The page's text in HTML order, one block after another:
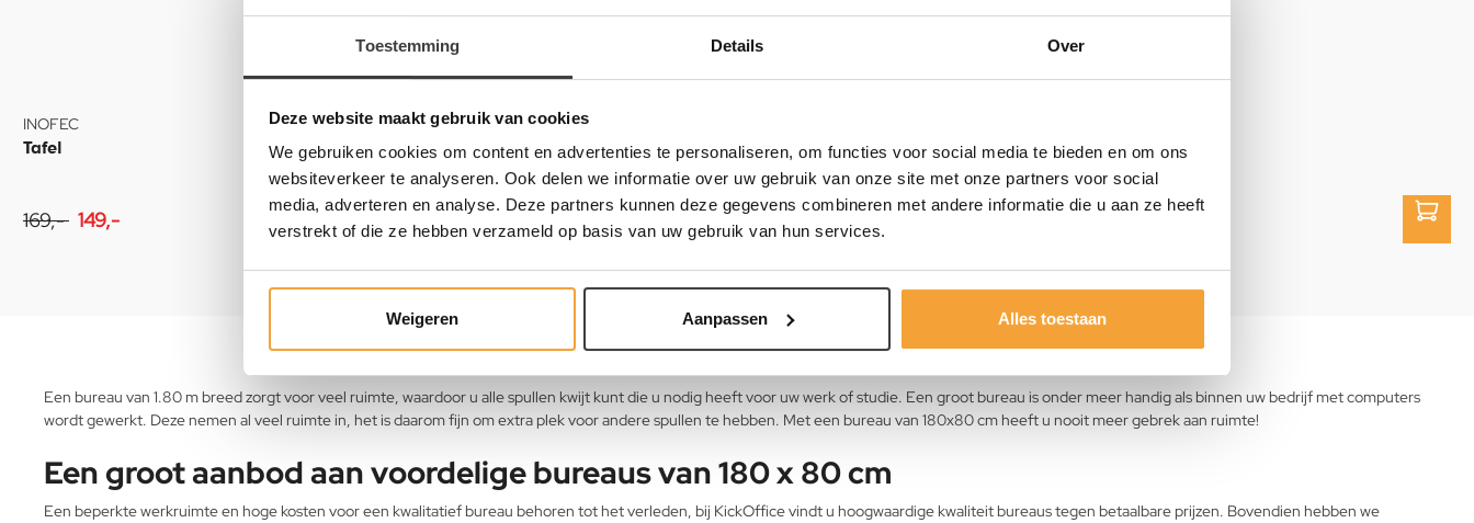
Toestemming Details Over
Deze website maakt gebruik van cookies
We gebruiken cookies om content en advertenties te personaliseren, om functies voor social media te bieden en om ons
websiteverkeer te analyseren. Ook delen we informatie over uw gebruik van onze site met onze partners voor social
media, adverteren en analyse. Deze partners kunnen deze gegevens combineren met andere informatie die u aan ze heeft
verstrekt of die ze hebben verzameld op basis van uw gebruik van hun services.
Weigeren Aanpassen Alles toestaan
INOFEC
Tafel
169,- 149,-
INOFEC
Tafel
169,- 149,-
Tafel
Een bureau van 1.80 m breed zorgt voor veel ruimte, waardoor u alle spullen kwijt kunt die u nodig heeft voor uw werk of studie. Een groot bureau is onder meer handig als binnen uw bedrijf met computers
wordt gewerkt. Deze nemen al veel ruimte in, het is daarom fijn om extra plek voor andere spullen te hebben. Met een bureau van 180x80 cm heeft u nooit meer gebrek aan ruimte!
Een groot aanbod aan voordelige bureaus van 180 x 80 cm
Een beperkte werkruimte en hoge kosten voor een kwalitatief bureau behoren tot het verleden, bij KickOffice vindt u hoogwaardige kwaliteit bureaus tegen betaalbare prijzen. Bovendien hebben we